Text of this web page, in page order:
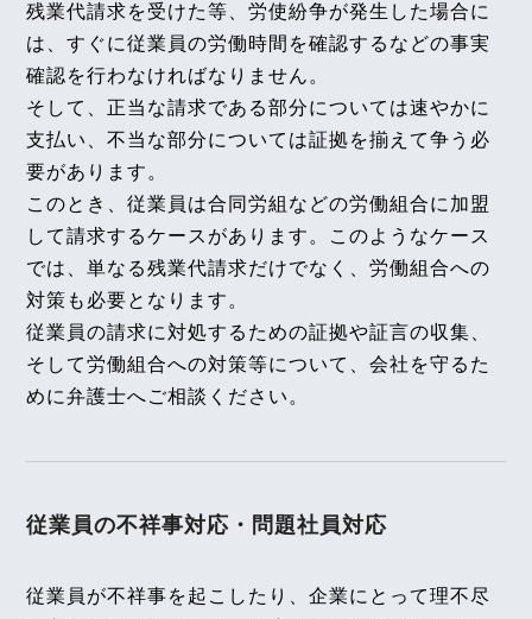
2026年3月9日
企業法務担当執行役員・弁護士 家永 勲「弁護士が
解決！！身近な不動産トラブル」 第135回『電気料
金を支払わずに使用した入居者への電気料金の請
求』
全国賃貸住宅新聞 2026年3月9日〈発行〉
2026年3月4日
『高齢者住宅新聞』
企業法務担当執行役員・弁護士 家永 勲による連載
「介護施設を取り巻く法律問題の今」
『エルダー』
2025年7月における法律アップデート
【タイ】2025年6月号Vol.39
2025年6月における法律アップデート
【タイ】2025年5月号Vol.38
2025年5月における法律アップデート
【タイ】2025年4月号Vol.37
2025年4月における法律アップデート
2025年9月号Vol.165
利用者の奪取行為が不法行為に当たるのか、競業避
１０月１日判決～
【不動産業界】2025年8月号Vol.129
残業代請求を受けた等、労使紛争が発生した場合に
は、すぐに従業員の労働時間を確認するなどの事実
確認を行わなければなりません。
そして、正当な請求である部分については速やかに
支払い、不当な部分については証拠を揃えて争う必
要があります。
このとき、従業員は合同労組などの労働組合に加盟
して請求するケースがあります。このようなケース
では、単なる残業代請求だけでなく、労働組合への
対策も必要となります。
従業員の請求に対処するための証拠や証言の収集、
そして労働組合への対策等について、会社を守るた
めに弁護士へご相談ください。
従業員の不祥事対応・ 問題社員対応
従業員が不祥事を起こしたり、企業にとって理不尽